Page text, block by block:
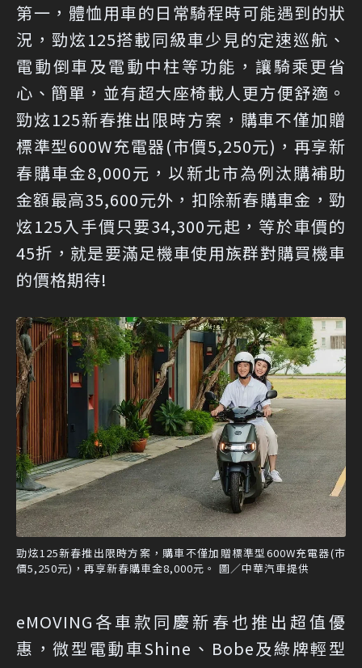
第一，體恤用車的日常騎程時可能遇到的狀
況，勁炫125搭載同級車少見的定速巡航、
電動倒車及電動中柱等功能，讓騎乘更省
心、簡單，並有超大座椅載人更方便舒適。
勁炫125新春推出限時方案，購車不僅加贈
標準型600W充電器(市價5,250元)，再享新
春購車金8,000元，以新北市為例汰購補助
金額最高35,600元外，扣除新春購車金，勁
炫125入手價只要34,300元起，等於車價的
45折，就是要滿足機車使用族群對購買機車
的價格期待!
勁炫125新春推出限時方案，購車不僅加贈標準型600W充電器(市
價5,250元)，再享新春購車金8,000元。 圖／中華汽車提供
eMOVING各車款同慶新春也推出超值優
惠，微型電動車Shine、Bobe及綠牌輕型